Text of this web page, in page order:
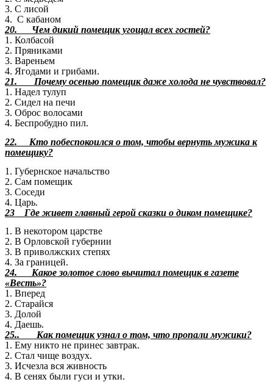
3. С лисой
4. С кабаном
20. Чем дикий помещик угощал всех гостей?
1. Колбасой
2. Пряниками
3. Вареньем
4. Ягодами и грибами.
21. Почему осенью помещик даже холода не чувствовал?
1. Надел тулуп
2. Сидел на печи
3. Оброс волосами
4. Беспробудно пил.
22. Кто побеспокоился о том, чтобы вернуть мужика к
помещику?
1. Губернское начальство
2. Сам помещик
3. Соседи
4. Царь.
23 Где живет главный герой сказки о диком помещике?
1. В некотором царстве
2. В Орловской губернии
3. В приволжских степях
4. За границей.
24. Какое золотое слово вычитал помещик в газете
«Весть»?
1. Вперед
2. Старайся
3. Долой
4. Даешь.
25.. Как помещик узнал о том, что пропали мужики?
1. Ему никто не принес завтрак.
2. Стал чище воздух.
3. Исчезла вся живность
4. В сенях были гуси и утки.